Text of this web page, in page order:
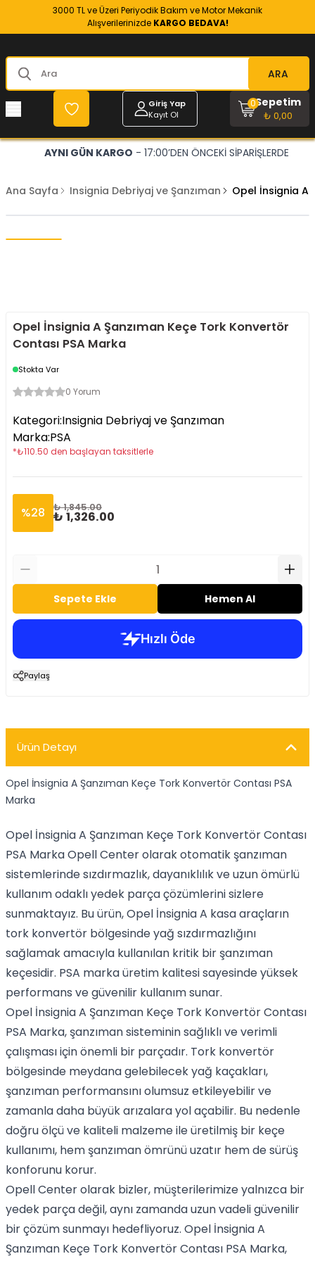
3000 TL ve Üzeri Periyodik Bakım ve Motor Mekanik
Alışverilerinizde KARGO BEDAVA!
ARA
Giriş Yap
Kayıt Ol
Sepetim
₺ 0,00
0
AYNI GÜN KARGO - 17:00’DEN ÖNCEKİ SİPARİŞLERDE
Ana Sayfa Insignia Debriyaj ve Şanzıman Opel İnsignia A
Opel İnsignia A Şanzıman Keçe Tork Konvertör
Contası PSA Marka
Stokta Var
0 Yorum
Kategori:Insignia Debriyaj ve Şanzıman
Marka:PSA
*₺110.50 den başlayan taksitlerle
%28 ₺ 1,845.00
₺ 1,326.00
Sepete Ekle Hemen Al
Paylaş
Ürün Detayı
Opel İnsignia A Şanzıman Keçe Tork Konvertör Contası PSA
Marka
Opel İnsignia A Şanzıman Keçe Tork Konvertör Contası
PSA Marka Opell Center olarak otomatik şanzıman
sistemlerinde sızdırmazlık, dayanıklılık ve uzun ömürlü
kullanım odaklı yedek parça çözümlerini sizlere
sunmaktayız. Bu ürün, Opel İnsignia A kasa araçların
tork konvertör bölgesinde yağ sızdırmazlığını
sağlamak amacıyla kullanılan kritik bir şanzıman
keçesidir. PSA marka üretim kalitesi sayesinde yüksek
performans ve güvenilir kullanım sunar.
Opel İnsignia A Şanzıman Keçe Tork Konvertör Contası
PSA Marka, şanzıman sisteminin sağlıklı ve verimli
çalışması için önemli bir parçadır. Tork konvertör
bölgesinde meydana gelebilecek yağ kaçakları,
şanzıman performansını olumsuz etkileyebilir ve
zamanla daha büyük arızalara yol açabilir. Bu nedenle
doğru ölçü ve kaliteli malzeme ile üretilmiş bir keçe
kullanımı, hem şanzıman ömrünü uzatır hem de sürüş
konforunu korur.
Opell Center olarak bizler, müşterilerimize yalnızca bir
yedek parça değil, aynı zamanda uzun vadeli güvenilir
bir çözüm sunmayı hedefliyoruz. Opel İnsignia A
Şanzıman Keçe Tork Konvertör Contası PSA Marka,